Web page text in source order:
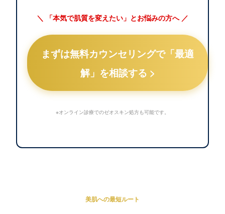
＼ 「本気で肌質を変えたい」とお悩みの方へ ／
まずは無料カウンセリングで「最適
解」を相談する >
※オンライン診療でのゼオスキン処方も可能です。
美肌への最短ルート